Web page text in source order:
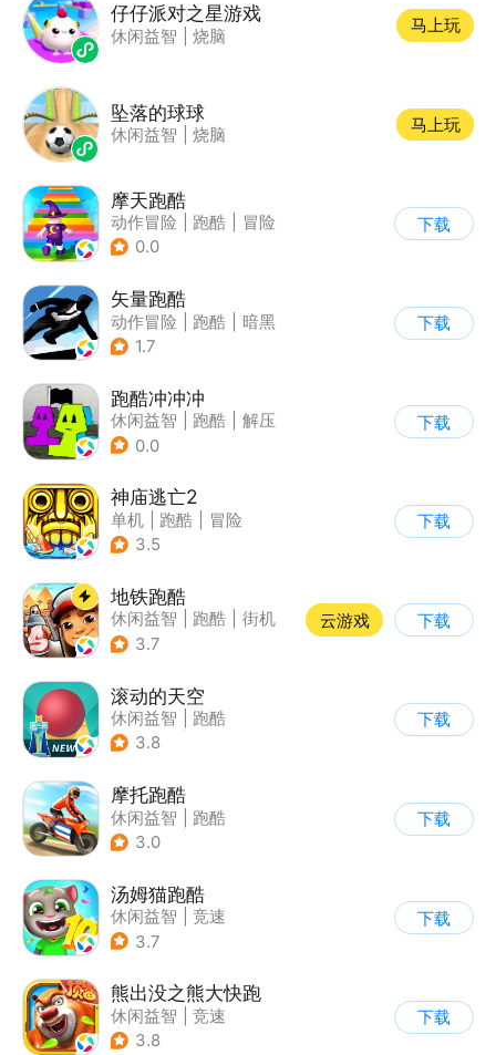
仔仔派对之星游戏
休闲益智 烧脑
马上玩
坠落的球球
休闲益智 烧脑
马上玩
摩天跑酷
动作冒险 跑酷
冒险
| 横版过关
0.0
下载
矢量跑酷
动作冒险 跑酷
暗黑
| 通关
1.7
下载
跑酷冲冲冲
休闲益智 跑酷
解压
| 清新
0.0
下载
神庙逃亡2
单机 跑酷
冒险
| 欧美风
3.5
下载
地铁跑酷
休闲益智 跑酷
街机
| 创梦天地
3.7
云游戏 下载
滚动的天空
休闲益智
跑酷
| 女性向
3.8
下载
摩托跑酷
休闲益智
跑酷
| 摩托车
3.0
下载
汤姆猫跑酷
休闲益智
竞速
| 汤姆猫
3.7
下载
熊出没之熊大快跑
休闲益智
竞速
| 动漫改编
3.8
下载